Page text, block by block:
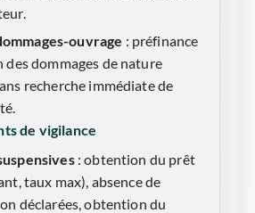
ouvrage : préfinance
des dommages de nature
recherche immédiate de
de vigilance
: obtention du prêt
taux max), absence de
déclarées, obtention du